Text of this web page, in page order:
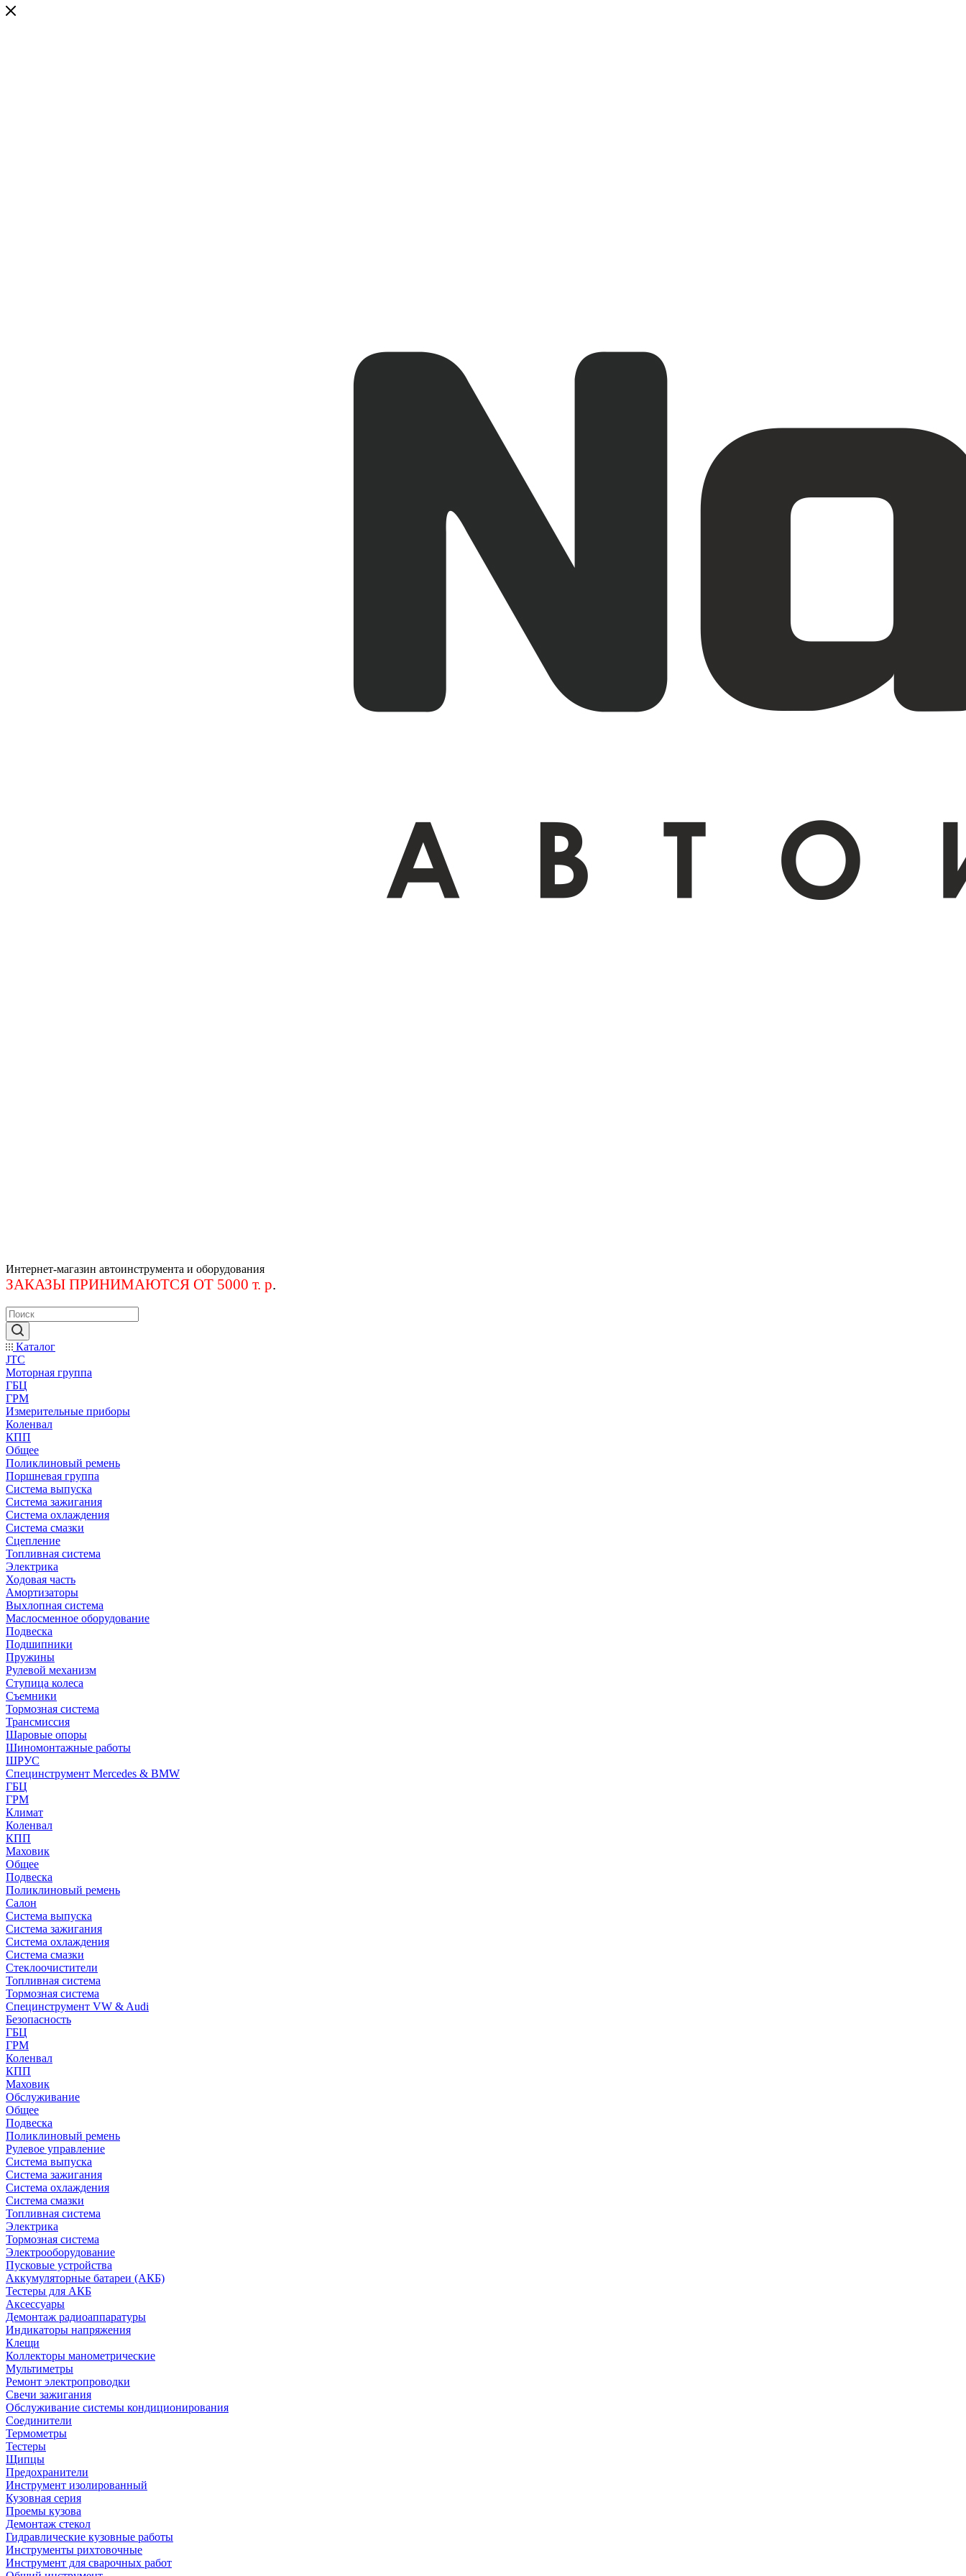
Интернет-магазин автоинструмента и оборудования
ЗАКАЗЫ ПРИНИМАЮТСЯ ОТ 5000 т. р.
Каталог
JTC
Моторная группа
ГБЦ
ГРМ
Измерительные приборы
Коленвал
КПП
Общее
Поликлиновый ремень
Поршневая группа
Система выпуска
Система зажигания
Система охлаждения
Система смазки
Сцепление
Топливная система
Электрика
Ходовая часть
Амортизаторы
Выхлопная система
Маслосменное оборудование
Подвеска
Подшипники
Пружины
Рулевой механизм
Ступица колеса
Съемники
Тормозная система
Трансмиссия
Шаровые опоры
Шиномонтажные работы
ШРУС
Специнструмент Mercedes & BMW
ГБЦ
ГРМ
Климат
Коленвал
КПП
Маховик
Общее
Подвеска
Поликлиновый ремень
Салон
Система выпуска
Система зажигания
Система охлаждения
Система смазки
Стеклоочистители
Топливная система
Тормозная система
Специнструмент VW & Audi
Безопасность
ГБЦ
ГРМ
Коленвал
КПП
Маховик
Обслуживание
Общее
Подвеска
Поликлиновый ремень
Рулевое управление
Система выпуска
Система зажигания
Система охлаждения
Система смазки
Топливная система
Электрика
Тормозная система
Электрооборудование
Пусковые устройства
Аккумуляторные батареи (АКБ)
Тестеры для АКБ
Аксессуары
Демонтаж радиоаппаратуры
Индикаторы напряжения
Клещи
Коллекторы манометрические
Мультиметры
Ремонт электропроводки
Свечи зажигания
Обслуживание системы кондиционирования
Соединители
Термометры
Тестеры
Щипцы
Предохранители
Инструмент изолированный
Кузовная серия
Проемы кузова
Демонтаж стекол
Гидравлические кузовные работы
Инструменты рихтовочные
Инструмент для сварочных работ